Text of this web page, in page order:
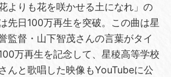
よりも花を咲かせる土になれ」の
先日100万再生を突破。この曲は星
監督・山下智茂さんの言葉がタイ
万再生を記念して、星稜高等学校
んと歌唱した映像もYouTubeに公